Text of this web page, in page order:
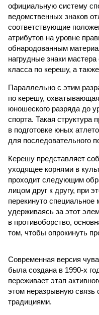
официальную систему
ведомственных знаков
соответствующие
атрибутов на уровне
обнародованным
нагрудные знаки
класса по керешу, а
Параллельно с этим
по керешу, охватывающая
юношеского разряда до
спорта. Такая структура
в подготовке юных
для последовательного
Керешу представляет
уходящее корнями в
проходит следующим
лицом друг к другу, при
перекинуто специальное
удерживаясь за этот
в противоборство,
том, чтобы опрокинуть
Современная версия
была создана в 1990-х
переживает этап
этом неразрывную
традициями.